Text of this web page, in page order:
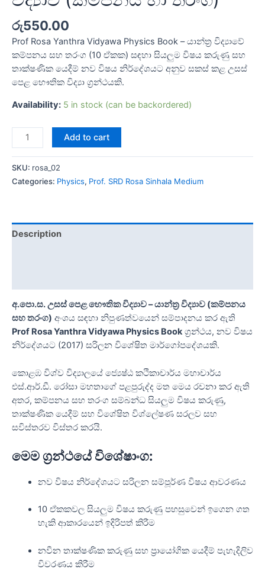
රු550.00
Prof Rosa Yanthra Vidyawa Physics Book – යාන්ත්‍ර විද්‍යාවේ
කම්පනය සහ තරංග (10 ඒකක) සඳහා සියලුම විෂය කරුණු සහ
තාක්ෂණික යෙදීම් නව විෂය නිර්දේශයට අනුව සකස් කළ උසස්
පෙළ භෞතික විද්‍යා ග්‍රන්ථයකි.
Availability: 5 in stock (can be backordered)
Add to cart
SKU: rosa_02
Categories: Physics, Prof. SRD Rosa Sinhala Medium
Description
අ.පො.ස. උසස් පෙළ භෞතික විද්‍යාව – යාන්ත්‍ර විද්‍යාව (කම්පනය
සහ තරංග) අංශය සඳහා නිපුණත්වයෙන් සම්පාදනය කර ඇති
Prof Rosa Yanthra Vidyawa Physics Bookග්‍රන්ථය, නව විෂය
නිර්දේශයට (2017) සරිලන විශේෂිත මාර්ගෝපදේශයකි.
කොළඹ විශ්ව විද්‍යාලයේ ජ්‍යෙෂ්ඨ කථිකාචාර්ය මහාචාර්ය
එස්.ආර්.ඩී. රෝසා මහතාගේ පළපුරුද්ද මත මෙය රචනා කර ඇති
අතර, කම්පනය සහ තරංග සම්බන්ධ සියලුම විෂය කරුණු,
තාක්ෂණික යෙදීම් සහ විශේෂිත විශ්ලේෂණ සරලව සහ
සවිස්තරව විස්තර කරයි.
මෙම ග්‍රන්ථයේ විශේෂාංග:
නව විෂය නිර්දේශයට සරිලන සම්පූර්ණ විෂය ආවරණය
10 ඒකකවල සියලුම විෂය කරුණු පහසුවෙන් ඉගෙන ගත
හැකි ආකාරයෙන් ඉදිරිපත් කිරීම
නවීන තාක්ෂණික කරුණු සහ ප්‍රායෝගික යෙදීම් පැහැදිලිව
විවරණය කිරීම